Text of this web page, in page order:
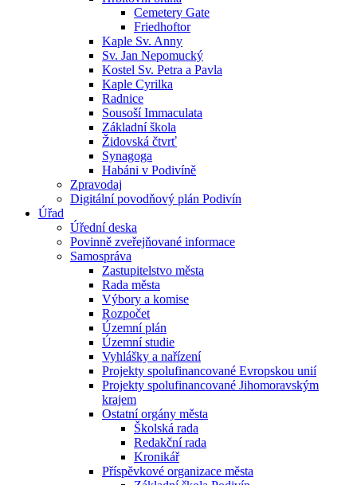
Cemetery Gate
Friedhoftor
Kaple Sv. Anny
Sv. Jan Nepomucký
Kostel Sv. Petra a Pavla
Kaple Cyrilka
Radnice
Sousoší Immaculata
Základní škola
Židovská čtvrť
Synagoga
Habáni v Podivíně
Zpravodaj
Digitální povodňový plán Podivín
Úřad
Úřední deska
Povinně zveřejňované informace
Samospráva
Zastupitelstvo města
Rada města
Výbory a komise
Rozpočet
Územní plán
Územní studie
Vyhlášky a nařízení
Projekty spolufinancované Evropskou unií
Projekty spolufinancované Jihomoravským
krajem
Ostatní orgány města
Školská rada
Redakční rada
Kronikář
Příspěvkové organizace města